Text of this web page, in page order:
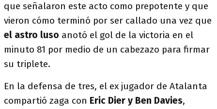
que señalaron este acto como prepotente y que
vieron cómo terminó por ser callado una vez que
el astro luso anotó el gol de la victoria en el
minuto 81 por medio de un cabezazo para firmar
su triplete.
En la defensa de tres, el ex jugador de Atalanta
compartió zaga con Eric Dier y Ben Davies,